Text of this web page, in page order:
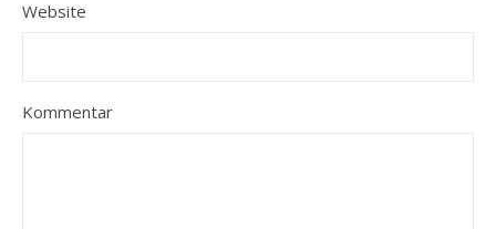
Website
Kommentar